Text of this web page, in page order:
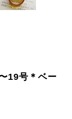
19号＊ベー